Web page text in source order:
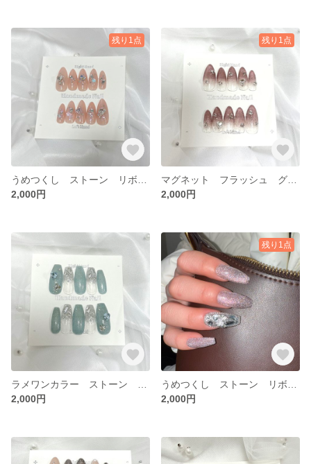
残り1点
2,000円
残り1点
2,000円
2,000円
残り1点
2,000円